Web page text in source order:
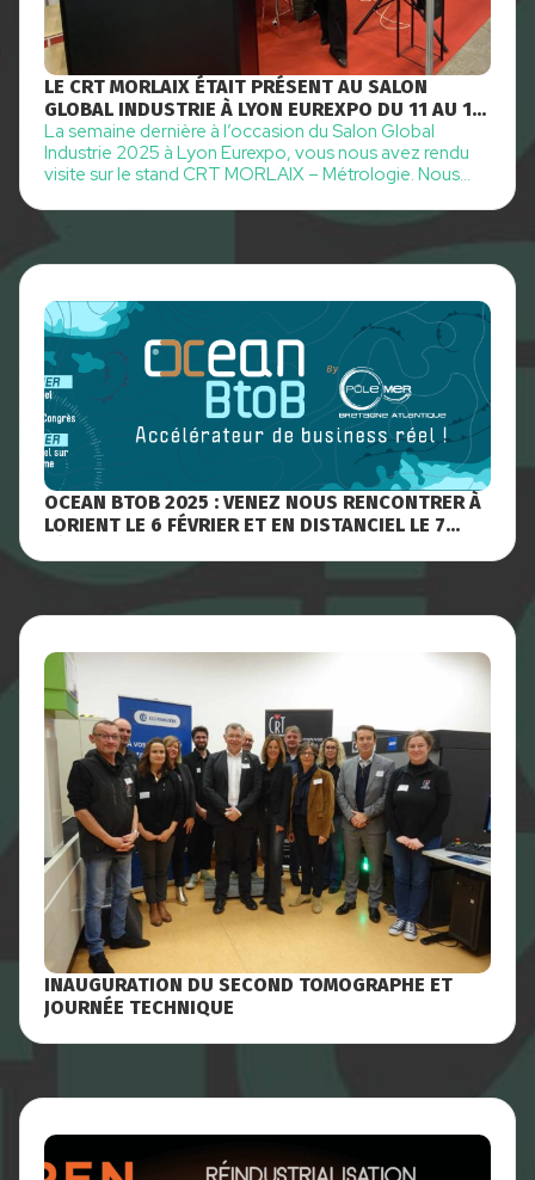
LE CRT MORLAIX ÉTAIT PRÉSENT AU SALON
GLOBAL INDUSTRIE À LYON EUREXPO DU 11 AU 14
MARS 2025
La semaine dernière à l’occasion du Salon Global
Industrie 2025 à Lyon Eurexpo, vous nous avez rendu
visite sur le stand CRT MORLAIX – Métrologie. Nous
occasion et nous tenions à vous remercier très
OCEAN BTOB 2025 : VENEZ NOUS RENCONTRER À
LORIENT LE 6 FÉVRIER ET EN DISTANCIEL LE 7
INAUGURATION DU SECOND TOMOGRAPHE ET
JOURNÉE TECHNIQUE